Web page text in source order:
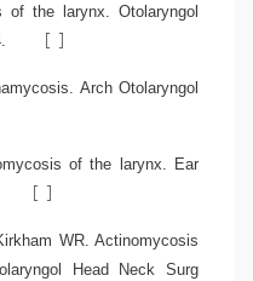
of the larynx. Otolaryngol
[ ]
Arch Otolaryngol
of the larynx. Ear
[ ]
WR. Actinomycosis
Head Neck Surg